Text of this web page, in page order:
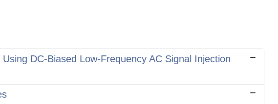
DC-Biased Low-Frequency AC Signal Injection